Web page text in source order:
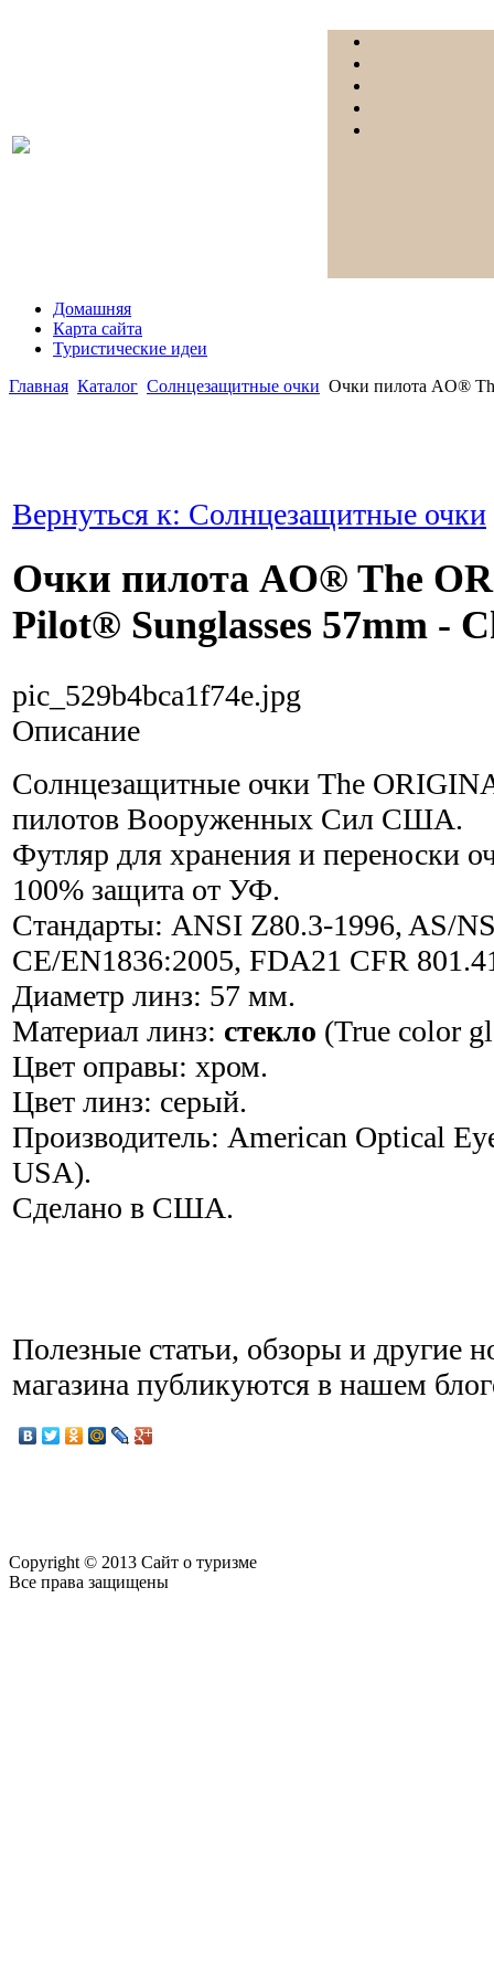
Домашняя
Карта сайта
Туристические идеи
Главная Каталог Солнцезащитные очки Очки пилота AO®
Вернуться к: Солнцезащитные очки
Очки пилота AO® The
Pilot® Sunglasses 57mm -
pic_529b4bca1f74e.jpg
Описание
Солнцезащитные очки The
пилотов Вооруженных Сил США.
Футляр для хранения и переноски
100% защита от УФ.
Стандарты: ANSI Z80.3-1996, AS/
CE/EN1836:2005, FDA21 CFR
Диаметр линз: 57 мм.
Материал линз: стекло (True color
Цвет оправы: хром.
Цвет линз: серый.
Производитель: American Optical
USA).
Сделано в США.
Полезные статьи, обзоры и другие
магазина публикуются в нашем
Copyright © 2013 Сайт о туризме
Все права защищены